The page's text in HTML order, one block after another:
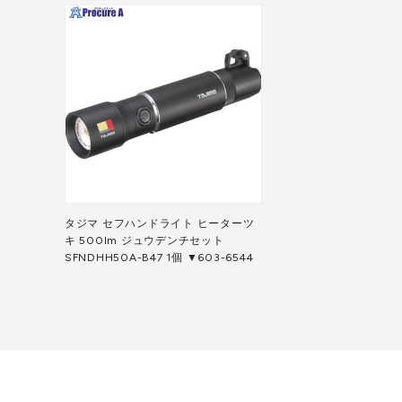
タジマ セフハンドライト ヒーターツ
キ 500lm ジュウデンチセット
SFNDHH50A-B47 1個 ▼603-6544